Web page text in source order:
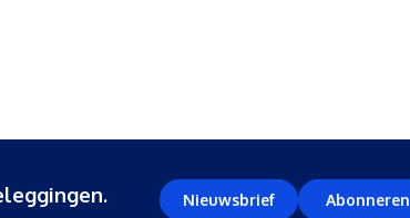
Nieuwsbrief Abonneren